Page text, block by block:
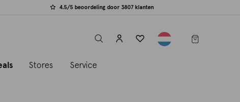
4.5/5 beoordeling door 3807 klanten
label.header.toggle
Stores Service